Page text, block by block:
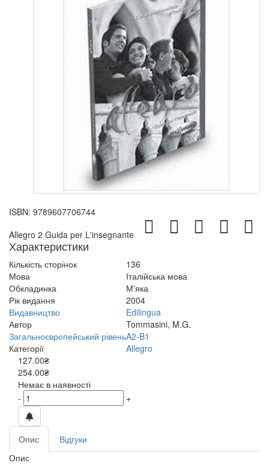
ISBN: 9789607706744
Allegro 2 Guida per L'insegnante
Характеристики
Кількість сторінок
136
Мова
Італійська мова
Обкладинка
М'яка
Рік видання
2004
Видавництво
Edilingua
Автор
Tommasini, M.G.
Загальноєвропейський рівеньA2-B1
Категорії
Allegro
127.00₴
254.00₴
Немає в наявності
-
+
Опис
Відгуки
Опис